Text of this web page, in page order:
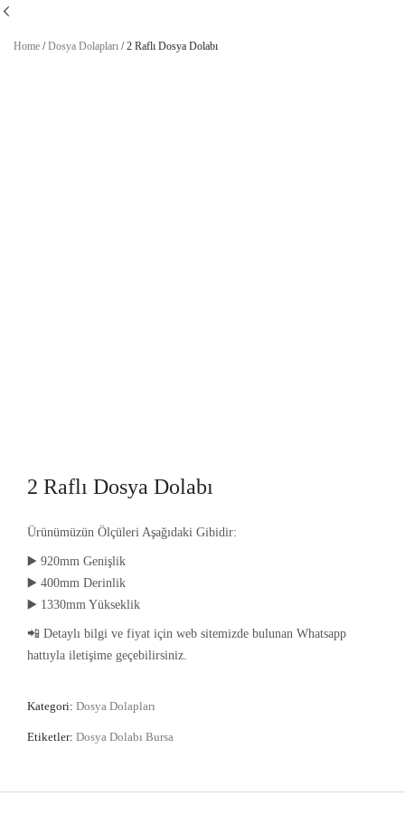
Home /Dosya Dolapları /2 Raflı Dosya Dolabı
2 Raflı Dosya Dolabı
Ürünümüzün Ölçüleri Aşağıdaki Gibidir:
▶️ 920mm Genişlik
▶️ 400mm Derinlik
▶️ 1330mm Yükseklik
📲 Detaylı bilgi ve fiyat için web sitemizde bulunan Whatsapp
hattıyla iletişime geçebilirsiniz.
Kategori: Dosya Dolapları
Etiketler: Dosya Dolabı Bursa